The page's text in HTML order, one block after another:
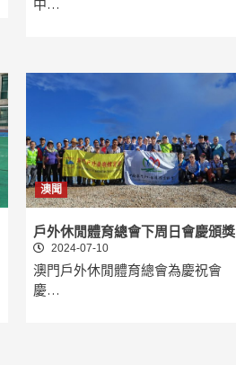
中…
澳聞
戶外休閒體育總會下周日會慶頒獎
2024-07-10
澳門戶外休閒體育總會為慶祝會
慶…